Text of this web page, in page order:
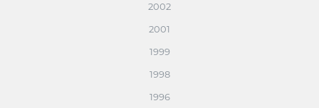
2002
2001
1999
1998
1996